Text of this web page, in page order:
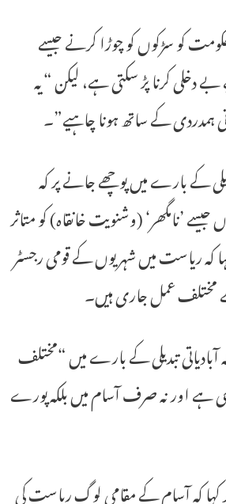
کو سڑکوں کو چوڑا کرنے جیسے
دخلی کرنا پڑ سکتی ہے، لیکن “یہ
ہمدردی کے ساتھ ہونا چاہیے”۔
کے بارے میں پوچھے جانے پر کہ
’نامگھر‘ (وشنویت خانقاہ) کو متاثر
کہ ریاست میں شہریوں کے قومی رجسٹر
عمل جاری ہیں۔
آبادیاتی تبدیلی کے بارے میں “مختلف
ہے اور نہ صرف آسام میں بلکہ پورے
کہ آسام کے مقامی لوگ ریاست کی